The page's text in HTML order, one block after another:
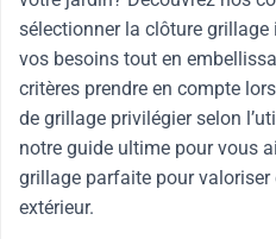
sélectionner la clôture grillage
vos besoins tout en
critères prendre en compte
de grillage privilégier selon
notre guide ultime pour vous
grillage parfaite pour valoriser
extérieur.